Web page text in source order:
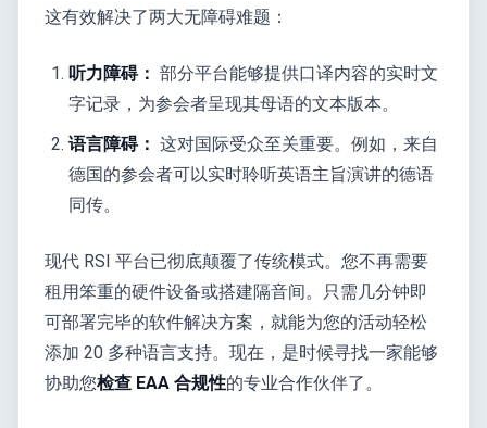
这有效解决了两大无障碍难题：
听力障碍： 部分平台能够提供口译内容的实时文
字记录，为参会者呈现其母语的文本版本。
语言障碍： 这对国际受众至关重要。例如，来自
德国的参会者可以实时聆听英语主旨演讲的德语
同传。
现代 RSI 平台已彻底颠覆了传统模式。您不再需要
租用笨重的硬件设备或搭建隔音间。只需几分钟即
可部署完毕的软件解决方案，就能为您的活动轻松
添加 20 多种语言支持。现在，是时候寻找一家能够
协助您检查 EAA 合规性的专业合作伙伴了。